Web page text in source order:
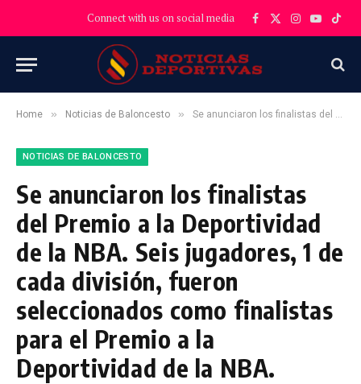
Connect with us on social media Facebook
X
Instagram
YouTube
Home » Noticias de Baloncesto » Se anunciaron los finalistas del Premio a la Deportividad de la NBA. Seis jugadores, 1 de cada división, fueron seleccionados como finalistas para el Premio a la Deportividad de la NBA.
NOTICIAS DE BALONCESTO
Se anunciaron los finalistas
del Premio a la Deportividad
de la NBA. Seis jugadores, 1 de
cada división, fueron
seleccionados como finalistas
para el Premio a la
Deportividad de la NBA.